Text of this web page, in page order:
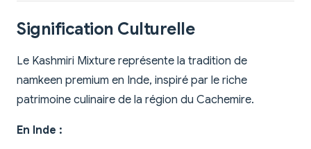
Signification Culturelle
Le Kashmiri Mixture représente la tradition de
namkeen premium en Inde, inspiré par le riche
patrimoine culinaire de la région du Cachemire.
En Inde :